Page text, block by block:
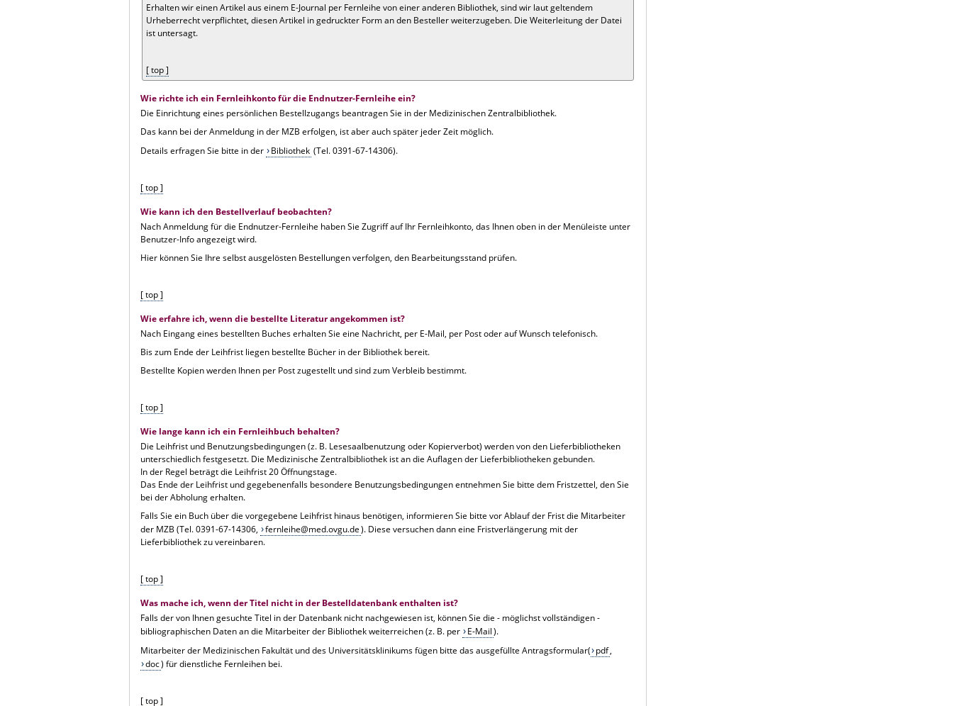
Erhalten wir einen Artikel aus einem E-Journal per Fernleihe von einer anderen Bibliothek, sind wir laut geltendem
Urheberrecht verpflichtet, diesen Artikel in gedruckter Form an den Besteller weiterzugeben. Die Weiterleitung der Datei
ist untersagt.
[ top ]
Wie richte ich ein Fernleihkonto für die Endnutzer-Fernleihe ein?
Die Einrichtung eines persönlichen Bestellzugangs beantragen Sie in der Medizinischen Zentralbibliothek.
Das kann bei der Anmeldung in der MZB erfolgen, ist aber auch später jeder Zeit möglich.
Details erfragen Sie bitte in der
Bibliothek (Tel. 0391-67-14306).
[ top ]
Wie kann ich den Bestellverlauf beobachten?
Nach Anmeldung für die Endnutzer-Fernleihe haben Sie Zugriff auf Ihr Fernleihkonto, das Ihnen oben in der Menüleiste unter
Benutzer-Info angezeigt wird.
Hier können Sie Ihre selbst ausgelösten Bestellungen verfolgen, den Bearbeitungsstand prüfen.
[ top ]
Wie erfahre ich, wenn die bestellte Literatur angekommen ist?
Nach Eingang eines bestellten Buches erhalten Sie eine Nachricht, per E-Mail, per Post oder auf Wunsch telefonisch.
Bis zum Ende der Leihfrist liegen bestellte Bücher in der Bibliothek bereit.
Bestellte Kopien werden Ihnen per Post zugestellt und sind zum Verbleib bestimmt.
[ top ]
Wie lange kann ich ein Fernleihbuch behalten?
Die Leihfrist und Benutzungsbedingungen (z. B. Lesesaalbenutzung oder Kopierverbot) werden von den Lieferbibliotheken
unterschiedlich festgesetzt. Die Medizinische Zentralbibliothek ist an die Auflagen der Lieferbibliotheken gebunden.
In der Regel beträgt die Leihfrist 20 Öffnungstage.
Das Ende der Leihfrist und gegebenenfalls besondere Benutzungsbedingungen entnehmen Sie bitte dem Fristzettel, den Sie
bei der Abholung erhalten.
Falls Sie ein Buch über die vorgegebene Leihfrist hinaus benötigen, informieren Sie bitte vor Ablauf der Frist die Mitarbeiter
der MZB (Tel. 0391-67-14306,
fernleihe@med.ovgu.de). Diese versuchen dann eine Fristverlängerung mit der
Lieferbibliothek zu vereinbaren.
[ top ]
Was mache ich, wenn der Titel nicht in der Bestelldatenbank enthalten ist?
Falls der von Ihnen gesuchte Titel in der Datenbank nicht nachgewiesen ist, können Sie die - möglichst vollständigen -
bibliographischen Daten an die Mitarbeiter der Bibliothek weiterreichen (z. B. per
E-Mail).
Mitarbeiter der Medizinischen Fakultät und des Universitätsklinikums fügen bitte das ausgefüllte Antragsformular( pdf,
doc) für dienstliche Fernleihen bei.
[ top ]